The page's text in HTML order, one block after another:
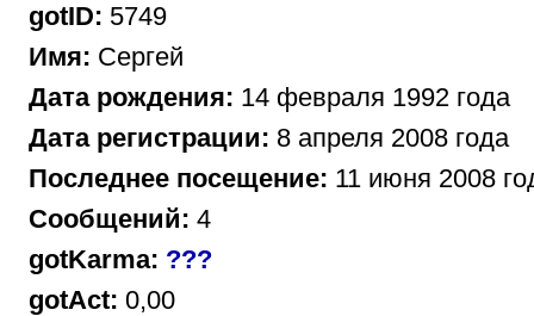
gotID: 5749
Имя: Сергей
Дата рождения: 14 февраля 1992 года
Дата регистрации: 8 апреля 2008 года
Последнее посещение: 11 июня 2008
Сообщений: 4
gotKarma: ???
gotAct: 0,00